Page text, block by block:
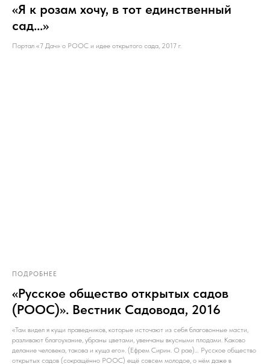
«Я к розам хочу, в тот единственный
сад...»
Портал «7 Дач» о РООС и идее открытого сада, 2017 г.
ПОДРОБНЕЕ
«Русское общество открытых садов
(РООС)». Вестник Садовода, 2016
«Там видел я кущи праведников, которые источают из себя благовонные масти,
разливают благоухание, убраны цветами, увенчаны вкусными плодами. Каково
делание человека, такова и куща его». (Ефрем Сирин. О рае)… Русское общество
открытых садов (сокращённо РООС) ещё совсем молодое, о нём даже в